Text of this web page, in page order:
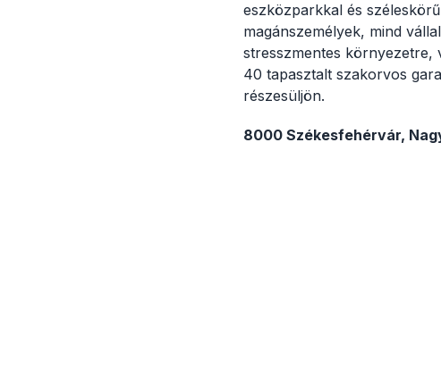
eszközparkkal és
magánszemélyek, mind
stresszmentes környezetre,
40 tapasztalt szakorvos
részesüljön.
8000 Székesfehérvár,